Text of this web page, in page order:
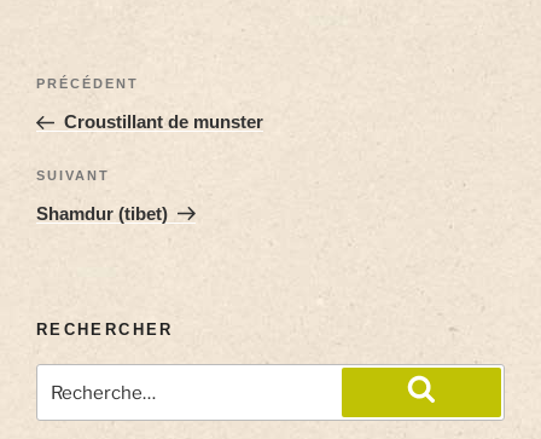
PRÉCÉDENT
Croustillant de munster
SUIVANT
Shamdur (tibet)
RECHERCHER